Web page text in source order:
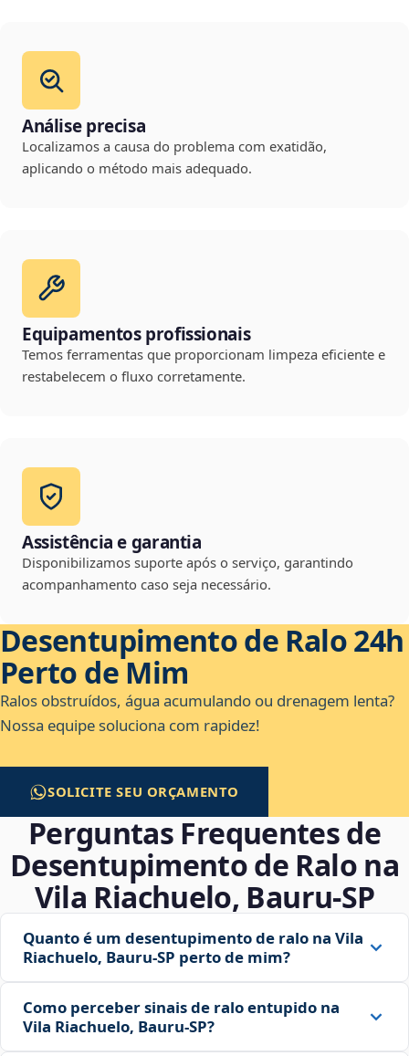
Análise precisa
Localizamos a causa do problema com exatidão,
aplicando o método mais adequado.
Equipamentos profissionais
Temos ferramentas que proporcionam limpeza eficiente e
restabelecem o fluxo corretamente.
Assistência e garantia
Disponibilizamos suporte após o serviço, garantindo
acompanhamento caso seja necessário.
Desentupimento de Ralo 24h
Perto de Mim
Ralos obstruídos, água acumulando ou drenagem lenta?
Nossa equipe soluciona com rapidez!
SOLICITE SEU ORÇAMENTO
Perguntas Frequentes de
Desentupimento de Ralo na
Vila Riachuelo, Bauru‑SP
Quanto é um desentupimento de ralo na Vila
Riachuelo, Bauru‑SP perto de mim?
Como perceber sinais de ralo entupido na
Vila Riachuelo, Bauru‑SP?